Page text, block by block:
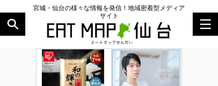
宮城・仙台の様々な情報を発信！地域密着型メディア
サイト